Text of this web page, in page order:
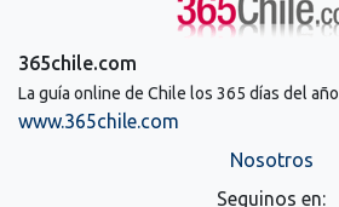
365chile.com
La guía online de Chile los 365 días del año
www.365chile.com
Nosotros
Seguinos en: